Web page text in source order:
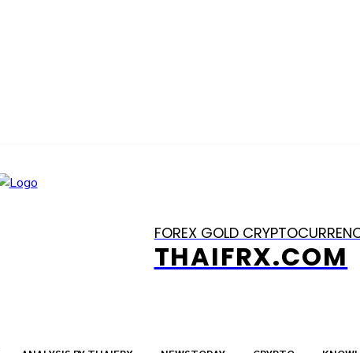
FOREX GOLD
THAIFRX.COM